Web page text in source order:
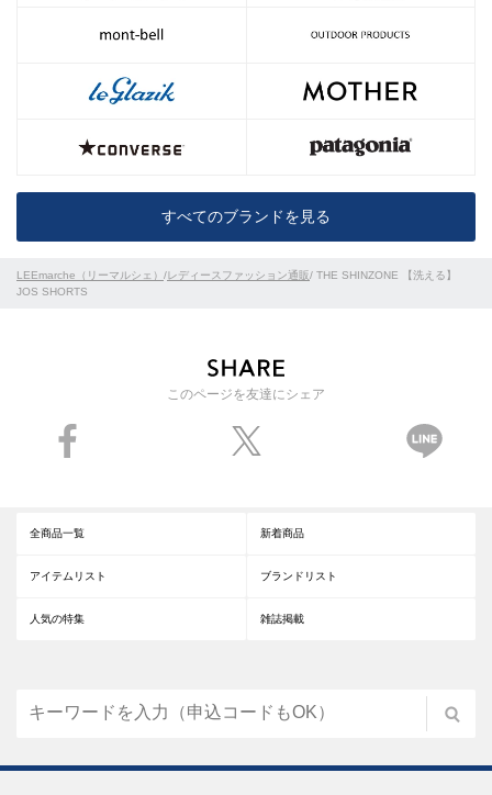
このページを友達にシェア
すべてのブランドを見る
LEEmarche（リーマルシェ） /レディースファッション通販/ THE SHINZONE 【洗える】
JOS SHORTS
全商品一覧 新着商品
アイテムリスト ブランドリスト
人気の特集 雑誌掲載